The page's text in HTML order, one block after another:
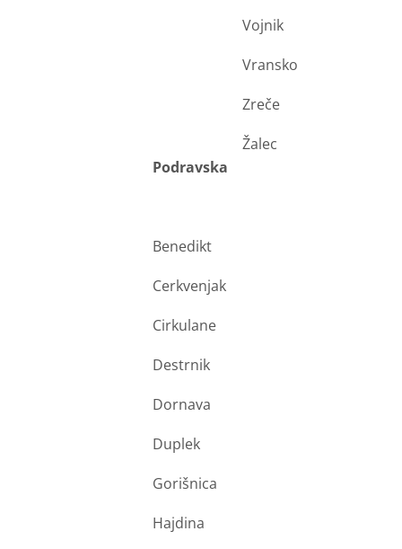
Vojnik
Vransko
Zreče
Žalec
Podravska
Benedikt
Cerkvenjak
Cirkulane
Destrnik
Dornava
Duplek
Gorišnica
Hajdina